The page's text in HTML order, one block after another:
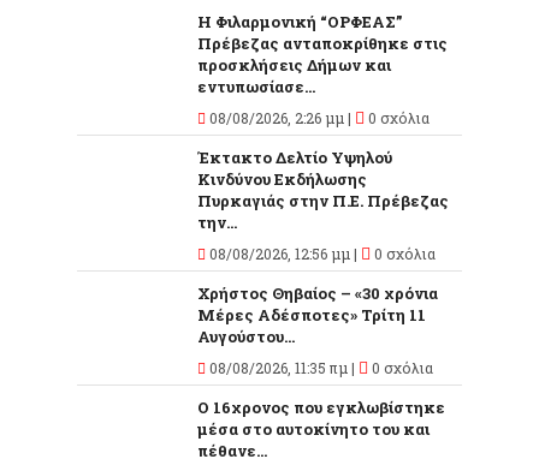
Η Φιλαρμονική “ΟΡΦΕΑΣ”
Πρέβεζας ανταποκρίθηκε στις
προσκλήσεις Δήμων και
εντυπωσίασε...
08/08/2026, 2:26 μμ | 0 σχόλια
Έκτακτο Δελτίο Υψηλού
Κινδύνου Εκδήλωσης
Πυρκαγιάς στην Π.Ε. Πρέβεζας
την...
08/08/2026, 12:56 μμ | 0 σχόλια
Χρήστος Θηβαίος – «30 χρόνια
Μέρες Αδέσποτες» Τρίτη 11
Αυγούστου...
08/08/2026, 11:35 πμ | 0 σχόλια
O 16χρονος που εγκλωβίστηκε
μέσα στο αυτοκίνητο του και
πέθανε...